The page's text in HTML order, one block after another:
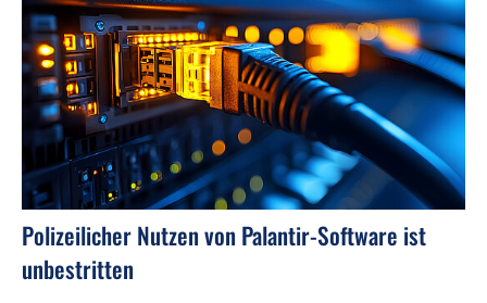
Polizeilicher Nutzen von Palantir-Software ist
unbestritten